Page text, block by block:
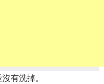
有洗掉。